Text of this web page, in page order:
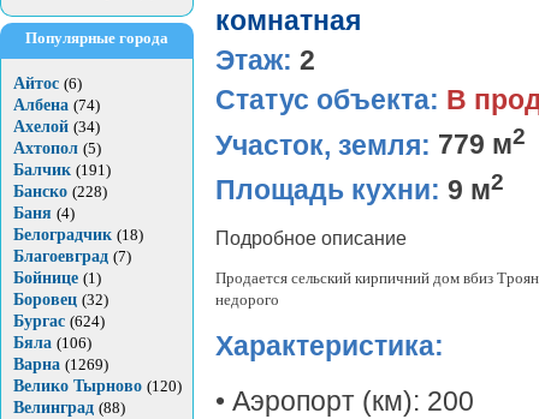
Популярные города
Айтос (6)
Албена (74)
Ахелой (34)
Ахтопол (5)
Балчик (191)
Банско (228)
Баня (4)
Белоградчик (18)
Благоевград (7)
Бойнице (1)
Боровец (32)
Бургас (624)
Бяла (106)
Варна (1269)
Велико Тырново (120)
Велинград (88)
комнатная
Этаж: 2
Статус объекта: В
Участок, земля: 779 м2
Площадь кухни: 9 м2
Подробное описание
Продается сельский кирпичний дом вбиз
недорого
Характеристика:
• Аэропорт (км): 200